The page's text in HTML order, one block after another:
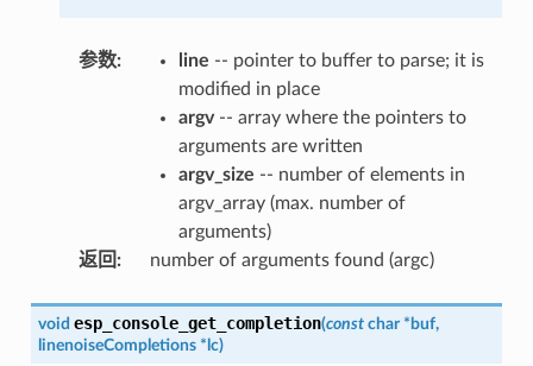
参数: line -- pointer to buffer to parse; it is
modified in place
argv-- array where the pointers to
arguments are written
argv_size -- number of elements in
argv_array (max. number of
arguments)
返回 : number of arguments found (argc)
void esp_console_get_completion(const char * buf,
linenoiseCompletions * lc)